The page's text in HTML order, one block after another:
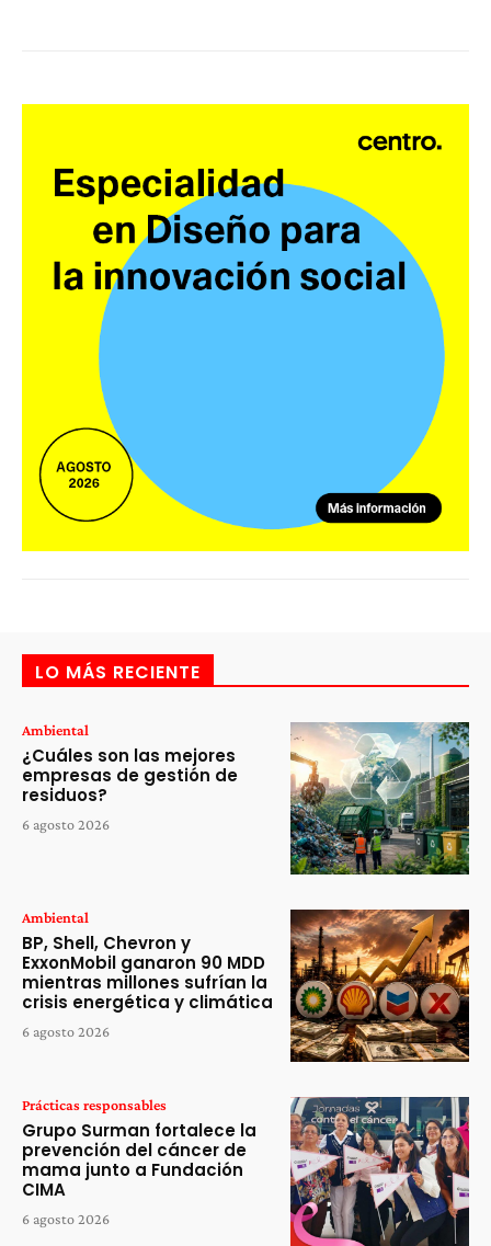
LO MÁS RECIENTE
Ambiental
¿Cuáles son las mejores
empresas de gestión de
residuos?
6 agosto 2026
Ambiental
BP, Shell, Chevron y
ExxonMobil ganaron 90 MDD
mientras millones sufrían la
crisis energética y climática
6 agosto 2026
Prácticas responsables
Grupo Surman fortalece la
prevención del cáncer de
mama junto a Fundación
CIMA
6 agosto 2026